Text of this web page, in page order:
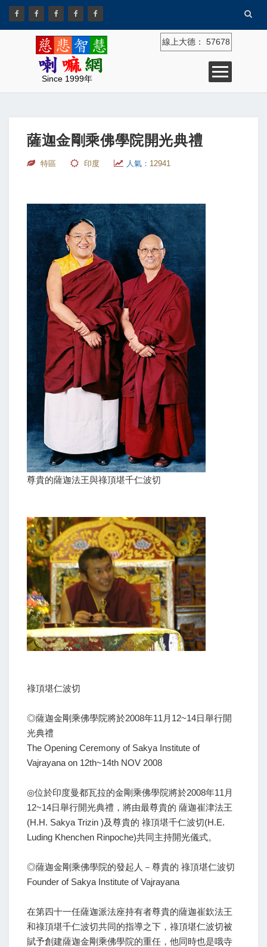
Since 1999年
線上大德： 57678
薩迦金剛乘佛學院開光典禮
特區 印度 人氣： 12941
尊貴的薩迦法王與祿頂堪千仁波切
祿頂堪仁波切
◎薩迦金剛乘佛學院將於2008年11月12~14日舉行開
光典禮
The Opening Ceremony of Sakya Institute of
Vajrayana on 12th~14th NOV 2008
◎位於印度曼都瓦拉的金剛乘佛學院將於2008年11月
12~14日舉行開光典禮，將由最尊貴的 薩迦崔津法王
(H.H. Sakya Trizin )及尊貴的 祿頂堪千仁波切(H.E.
Luding Khenchen Rinpoche)共同主持開光儀式。
◎薩迦金剛乘佛學院的發起人－尊貴的 祿頂堪仁波切
Founder of Sakya Institute of Vajrayana
在第四十一任薩迦派法座持有者尊貴的薩迦崔欽法王
和祿頂堪千仁波切共同的指導之下，祿頂堪仁波切被
賦予創建薩迦金剛乘佛學院的重任，他同時也是哦寺